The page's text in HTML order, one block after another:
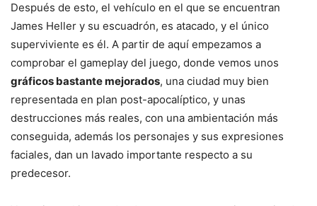
Después de esto, el vehículo en el que se encuentran
James Heller y su escuadrón, es atacado, y el único
superviviente es él. A partir de aquí empezamos a
comprobar el gameplay del juego, donde vemos unos
gráficos bastante mejorados, una ciudad muy bien
representada en plan post-apocalíptico, y unas
destrucciones más reales, con una ambientación más
conseguida, además los personajes y sus expresiones
faciales, dan un lavado importante respecto a su
predecesor.